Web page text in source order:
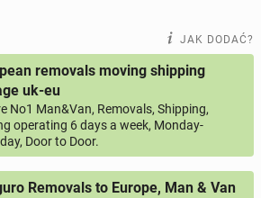
JAK DODAĆ?
removals moving shipping
uk-eu
No1 Man&Van, Removals, Shipping,
operating 6 days a week, Monday-
Door to Door.
Removals to Europe, Man & Van